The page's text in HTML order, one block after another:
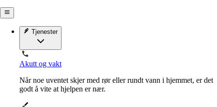
Tjenester
Akutt og vakt
Når noe uventet skjer med rør eller rundt vann i hjemmet, er det
godt å vite at hjelpen er nær.